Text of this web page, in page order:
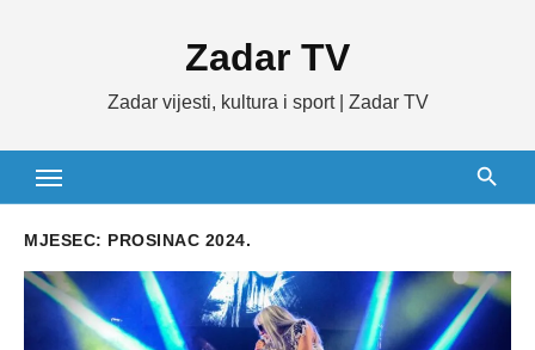
Zadar TV
Zadar vijesti, kultura i sport | Zadar TV
MJESEC: PROSINAC 2024.